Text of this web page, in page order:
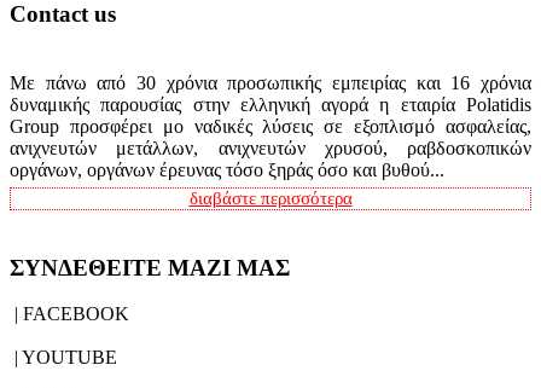
Contact us
Με πάνω από 30 χρόνια προσωπικής εμπειρίας και 16 χρόνια
δυναμικής παρουσίας στην ελληνική αγορά η εταιρία Polatidis
Group προσφέρει μο ναδικές λύσεις σε εξοπλισμό ασφαλείας,
ανιχνευτών μετάλλων, ανιχνευτών χρυσού, ραβδοσκοπικών
οργάνων, οργάνων έρευνας τόσο ξηράς όσο και βυθού...
διαβάστε περισσότερα
ΣΥΝΔΕΘΕΙΤΕ ΜΑΖΙ ΜΑΣ
| FACEBOOK
| YOUTUBE